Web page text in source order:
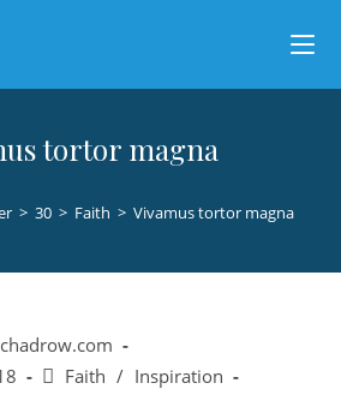
tortor magna
> 30 > Faith > Vivamus tortor magna
Faith / Inspiration